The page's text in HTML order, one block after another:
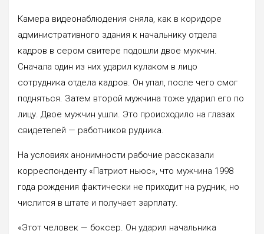
Камера видеонаблюдения сняла, как в коридоре
административного здания к начальнику отдела
кадров в сером свитере подошли двое мужчин.
Сначала один из них ударил кулаком в лицо
сотрудника отдела кадров. Он упал, после чего смог
подняться. Затем второй мужчина тоже ударил его по
лицу. Двое мужчин ушли. Это происходило на глазах
свидетелей — работников рудника.
На условиях анонимности рабочие рассказали
корреспонденту «Патриот ньюс», что мужчина 1998
года рождения фактически не приходит на рудник, но
числится в штате и получает зарплату.
«Этот человек — боксер. Он ударил начальника